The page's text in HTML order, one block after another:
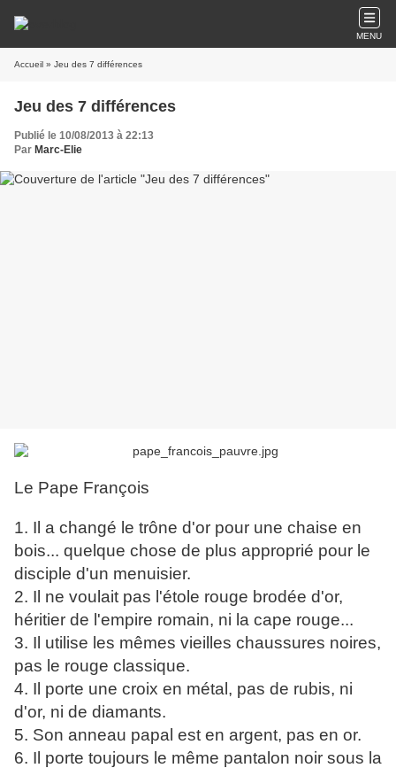
MENU
Accueil » Jeu des 7 différences
Jeu des 7 différences
Publié le 10/08/2013 à 22:13
Par Marc-Elie
Le Pape François
1. Il a changé le trône d'or pour une chaise en
bois... quelque chose de plus approprié pour le
disciple d'un menuisier.
2. Il ne voulait pas l'étole rouge brodée d'or,
héritier de l'empire romain, ni la cape rouge...
3. Il utilise les mêmes vieilles chaussures noires,
pas le rouge classique.
4. Il porte une croix en métal, pas de rubis, ni
d'or, ni de diamants.
5. Son anneau papal est en argent, pas en or.
6. Il porte toujours le même pantalon noir sous la